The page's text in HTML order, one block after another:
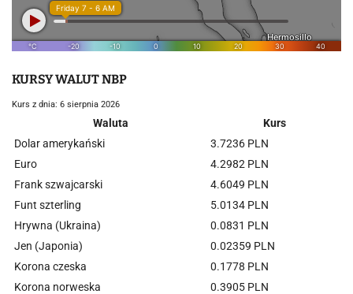
KURSY WALUT NBP
Kurs z dnia: 6 sierpnia 2026
Waluta
Kurs
Dolar amerykański
3.7236 PLN
Euro
4.2982 PLN
Frank szwajcarski
4.6049 PLN
Funt szterling
5.0134 PLN
Hrywna (Ukraina)
0.0831 PLN
Jen (Japonia)
0.02359 PLN
Korona czeska
0.1778 PLN
Korona norweska
0.3905 PLN